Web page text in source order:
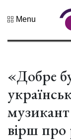
Не пропустіть
04
02
Menu
«Добре
вірш про